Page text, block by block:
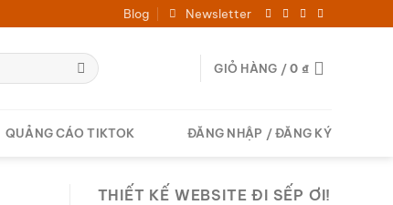
Blog Newsletter
GIỎ HÀNG /0 ₫
QUẢNG CÁO TIKTOK ĐĂNG NHẬP / ĐĂNG KÝ
THIẾT KẾ WEBSITE ĐI SẾP ƠI!